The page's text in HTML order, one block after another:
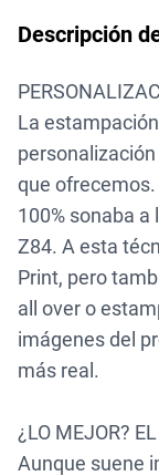
Descripción
La
que ofrecemos.
100% sonaba
Z84. A esta
Print, pero
all over o
imágenes del
más real.
¿LO MEJOR?
Aunque suene